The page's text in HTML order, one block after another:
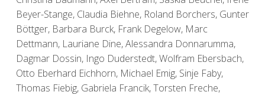
Beyer-Stange, Claudia Biehne, Roland Borchers, Gunter
Böttger, Barbara Burck, Frank Degelow, Marc
Dettmann, Lauriane Dine, Alessandra Donnarumma,
Dagmar Dossin, Ingo Duderstedt, Wolfram Ebersbach,
Otto Eberhard Eichhorn, Michael Emig, Sinje Faby,
Thomas Fiebig, Gabriela Francik, Torsten Freche,